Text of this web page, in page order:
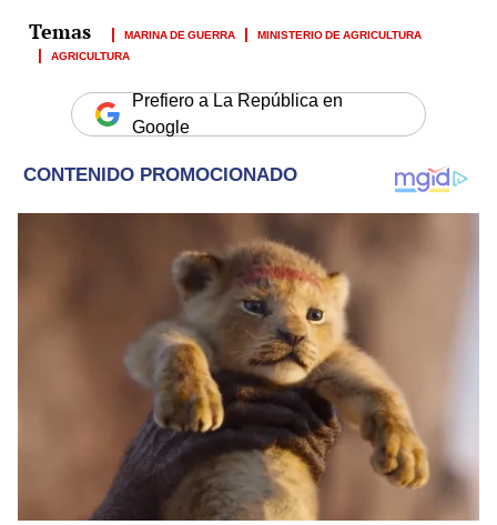
MARINA DE GUERRA
MINISTERIO DE AGRICULTURA
AGRICULTURA
Prefiero a La República en
Google